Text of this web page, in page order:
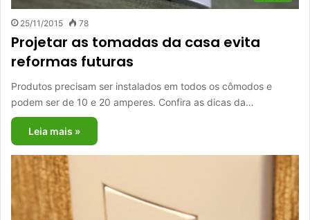
25/11/2015 78
Projetar as tomadas da casa evita
reformas futuras
Produtos precisam ser instalados em todos os cômodos e
podem ser de 10 e 20 amperes. Confira as dicas da…
Leia mais »